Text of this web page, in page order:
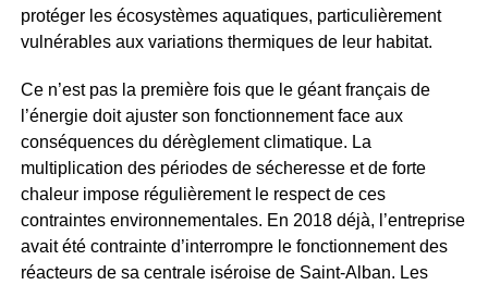
protéger les écosystèmes aquatiques, particulièrement
vulnérables aux variations thermiques de leur habitat.
Ce n’est pas la première fois que le géant français de
l’énergie doit ajuster son fonctionnement face aux
conséquences du dérèglement climatique. La
multiplication des périodes de sécheresse et de forte
chaleur impose régulièrement le respect de ces
contraintes environnementales. En 2018 déjà, l’entreprise
avait été contrainte d’interrompre le fonctionnement des
réacteurs de sa centrale iséroise de Saint-Alban. Les